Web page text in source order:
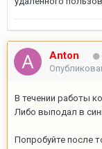
Anton
В течении работы
Либо выподал в
Попробуйте после